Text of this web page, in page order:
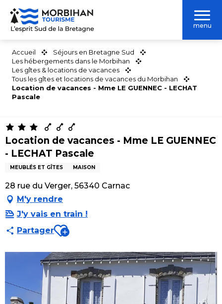
Aller
contenu
menu
Accueil
Séjours en Bretagne Sud
Les hébergements dans le Morbihan
Les gîtes & locations de vacances
Tous les gîtes et locations de vacances du Morbihan
Location de vacances - Mme LE GUENNEC - LECHAT
Pascale
Location de vacances - Mme LE GUENNEC
- LECHAT Pascale
MEUBLÉS ET GÎTES MAISON
28 rue du Verger, 56340 Carnac
M'y rendre
J'y vais en train !
PartagerAjouter aux favoris